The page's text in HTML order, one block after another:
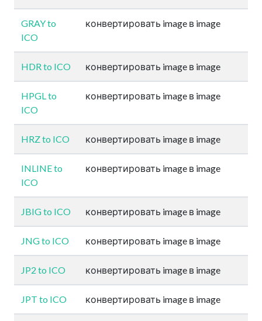
GRAY to
ICO
конвертировать image в image
HDR to ICO конвертировать image в image
HPGL to
ICO
конвертировать image в image
HRZ to ICO конвертировать image в image
INLINE to
ICO
конвертировать image в image
JBIG to ICO конвертировать image в image
JNG to ICO конвертировать image в image
JP2 to ICO конвертировать image в image
JPT to ICO конвертировать image в image